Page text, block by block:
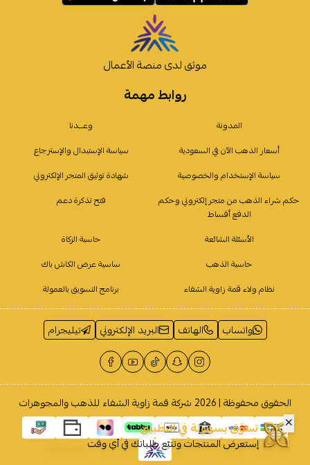
روابط مهمة
المدونة
وعـــدنا
أسعار الذهب الآن في السعودية
سياسة الإستبدال والإسترجاع
سياسة الإستخدام والخصوصية
شهادة توثيق المتجر الإلكتروني
حكم شراء الذهب من متجر إلكتروني وحكم
الدفع أقساط
فتح تذكرة دعم
الأسئلة الشائعة
حاسبة الزكاة
حاسبة الذهب
ساسية عرض الكاش باك
نظام ولاء قمة زاوية الشفاء
برنامج التسويق بالعمولة
موثق لدى منصة الأعمال
واتساب الهاتف البريد الإلكتروني تيليجرام
الحقوق محفوظة | 2026 شركة قمة زاوية الشفاء للذهب والمجوهرات
تسوَّق بسهولة في التطبيق
إستعرض المنتجات وتتبّع طلباتك في أي وقتحمله الآن